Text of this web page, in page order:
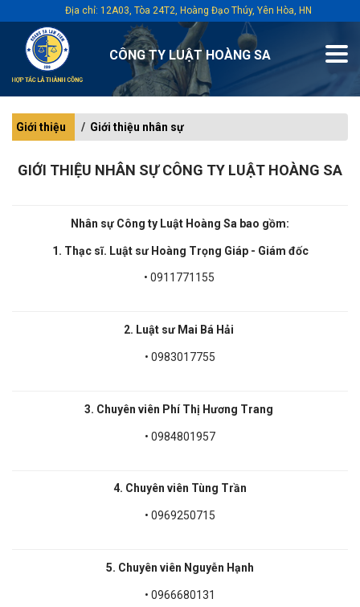
CÔNG TY LUẬT HOÀNG SA
Địa chỉ: 12A03, Tòa 24T2, Hoàng Đạo Thúy, Yên Hòa, HN
Giới thiệu Giới thiệu nhân sự
GIỚI THIỆU NHÂN SỰ CÔNG TY LUẬT HOÀNG SA
Nhân sự Công ty Luật Hoàng Sa bao gồm:
1. Thạc sĩ. Luật sư Hoàng Trọng Giáp - Giám đốc
• 0911771155
2. Luật sư Mai Bá Hải
• 0983017755
3. Chuyên viên Phí Thị Hương Trang
• 0984801957
4. Chuyên viên Tùng Trần
• 0969250715
5. Chuyên viên Nguyễn Hạnh
• 0966680131